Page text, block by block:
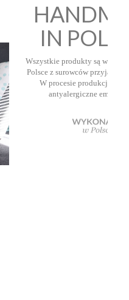
IN
Wszystkie produkty są
Polsce z surowców
W procesie produkcji
antyalergiczne emalie